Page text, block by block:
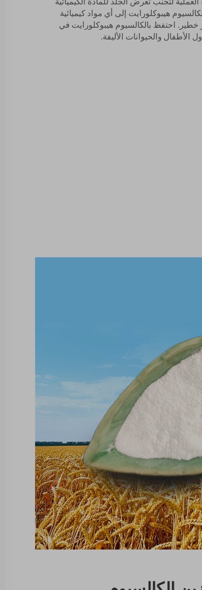
هيبوكلورايت إلى أي مواد كيميائية
خطير. احتفظ بالكالسيوم هيبوكلورايت في
الأطفال والحيوانات الأليفة.